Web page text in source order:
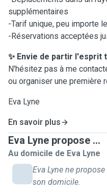
supplémentaires
-Tarif unique, peu importe
-Réservations acceptées
✨ Envie de partir l'esprit
N'hésitez pas à me
ou organiser une première
Eva Lyne
En savoir plus
Eva Lyne propose ...
Au domicile de Eva Lyne
Eva Lyne ne
son domicile.